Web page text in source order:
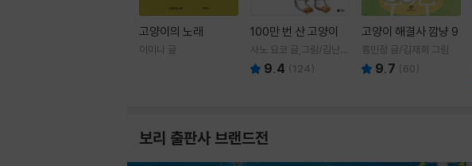
고양이의 노래
이미나 글
100만 번 산 고양이
사노 요코 글,그림/김난주
역 9.4 (124)
고양이 해결사 깜냥 9
홍민정 글/김재희 그림
9.7 (60)
보리 출판사 브랜드전